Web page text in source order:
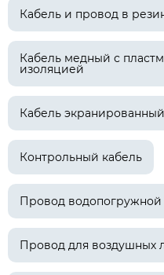
Кабель и провод в
Кабель медный с
изоляцией
Кабель
Контрольный кабель
Провод водопогружной
Провод для воздушных